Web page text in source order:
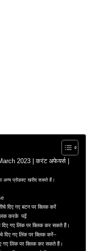
2023 | करंट अफेयर्स |
अन्य प्रोडक्ट खरीद सकते हैं।
दिए गए बटन पर क्लिक करें
करके पढ़ें
दिए गए लिंक पर क्लिक कर सकते हैं।
दिए गए लिंक पर क्लिक करें–
गए लिंक पर क्लिक कर सकते हैं।